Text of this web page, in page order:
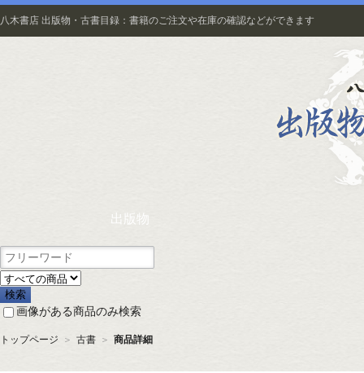
八木書店 出版物・古書目録：書籍のご注文や在庫の確認などができます
出版物
画像がある商品のみ検索
トップページ ＞ 古書 ＞ 商品詳細